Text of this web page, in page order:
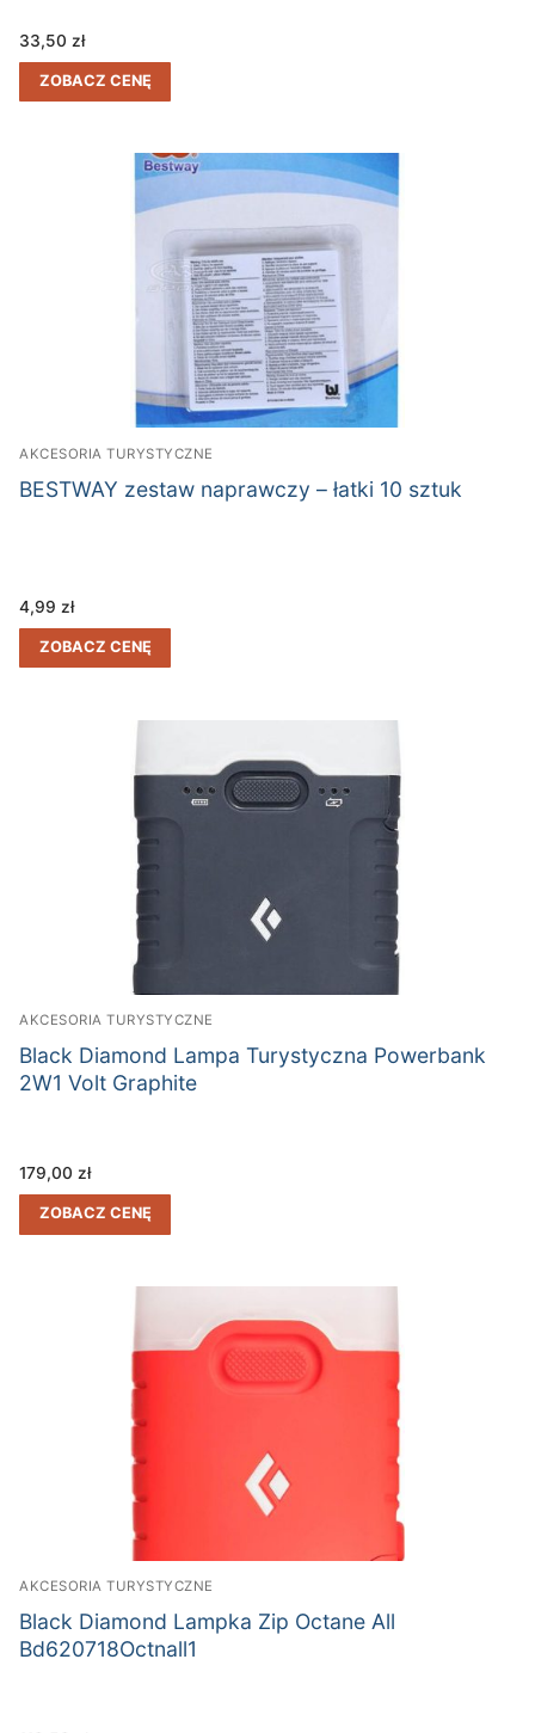
33,50 zł
ZOBACZ CENĘ
AKCESORIA TURYSTYCZNE
BESTWAY zestaw naprawczy – łatki 10 sztuk
4,99 zł
ZOBACZ CENĘ
AKCESORIA TURYSTYCZNE
Black Diamond Lampa Turystyczna Powerbank
2W1 Volt Graphite
179,00 zł
ZOBACZ CENĘ
AKCESORIA TURYSTYCZNE
Black Diamond Lampka Zip Octane All
Bd620718Octnall1